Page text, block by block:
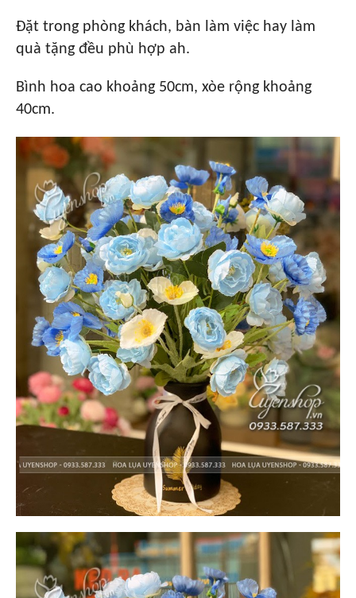
Đặt trong phòng khách, bàn làm việc hay làm
quà tặng đều phù hợp ah.
Bình hoa cao khoảng 50cm, xòe rộng khoảng
40cm.